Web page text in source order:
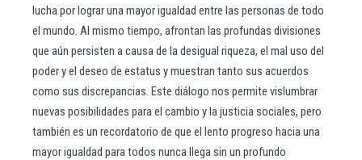
lucha por lograr una mayor igualdad entre las personas de todo
el mundo. Al mismo tiempo, afrontan las profundas divisiones
que aún persisten a causa de la desigual riqueza, el mal uso del
poder y el deseo de estatus y muestran tanto sus acuerdos
como sus discrepancias. Este diálogo nos permite vislumbrar
nuevas posibilidades para el cambio y la justicia sociales, pero
también es un recordatorio de que el lento progreso hacia una
mayor igualdad para todos nunca llega sin un profundo